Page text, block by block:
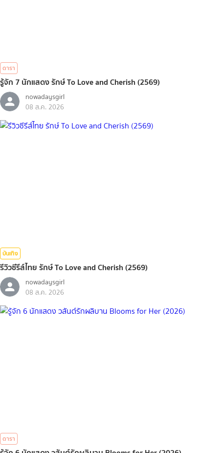
ดารา
รู้จัก 7 นักแสดง รักษ์ To Love and Cherish (2569)
nowadaysgirl
08 ส.ค. 2026
บันเทิง
รีวิวซีรีส์ไทย รักษ์ To Love and Cherish (2569)
nowadaysgirl
08 ส.ค. 2026
ดารา